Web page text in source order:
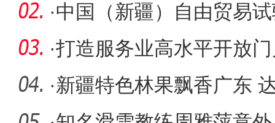
首个项目
·中国（新疆）自由贸易
·打造服务业高水平开放
贸试验区
·新疆特色林果飘香广东